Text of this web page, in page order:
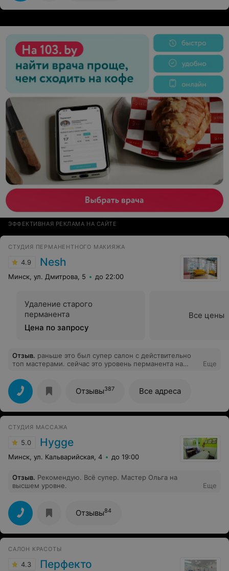
ЭФФЕКТИВНАЯ РЕКЛАМА НА САЙТЕ
СТУДИЯ ПЕРМАНЕНТНОГО МАКИЯЖА
4.9 Nesh
Минск, ул. Дмитрова, 5 до 22:00
Удаление старого
перманента
Цена по запросу
Все цены
Отзыв. раньше это был супер салон с действительно
топ мастерами. сейчас это уровень перманента на
и когда приехала меня поставили перед фактом,что
"юля выходная"( а на самом деле работает в другом
месте) идите к насте (работы которой мне
категорически не нравятся и я об этом специально
уточняла перед записью). плюсом к испорченному
отсутствие вывески на грязных дверях в каком то
подвале. переехали в центр,а салон стал ужасен.
никому не советую
Еще
Отзывы387 Все адреса
СТУДИЯ МАССАЖА
5.0 Hygge
Минск, ул. Кальварийская, 4 до 19:00
Отзыв. Рекомендую. Всё супер. Мастер Ольга на
высшем уровне.
Еще
Отзывы84
САЛОН КРАСОТЫ
4.3 Перфекто